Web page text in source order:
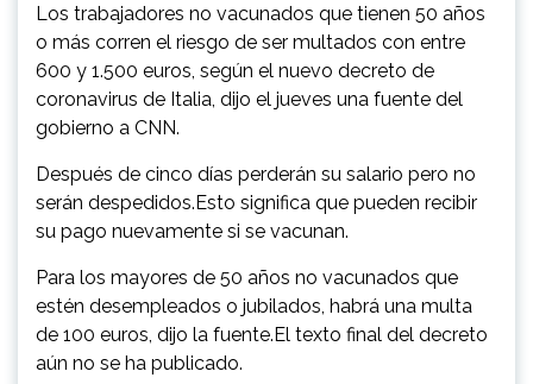
Los trabajadores no vacunados que tienen 50 años
o más corren el riesgo de ser multados con entre
600 y 1.500 euros, según el nuevo decreto de
coronavirus de Italia, dijo el jueves una fuente del
gobierno a CNN.
Después de cinco días perderán su salario pero no
serán despedidos.Esto significa que pueden recibir
su pago nuevamente si se vacunan.
Para los mayores de 50 años no vacunados que
estén desempleados o jubilados, habrá una multa
de 100 euros, dijo la fuente.El texto final del decreto
aún no se ha publicado.